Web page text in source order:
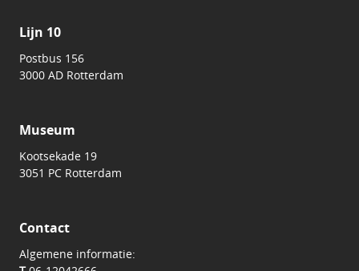
Lijn 10
Postbus 156
3000 AD Rotterdam
Museum
Kootsekade 19
3051 PC Rotterdam
Contact
Algemene informatie: